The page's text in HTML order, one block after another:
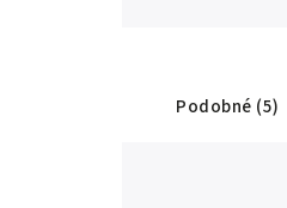
Podobné (5)